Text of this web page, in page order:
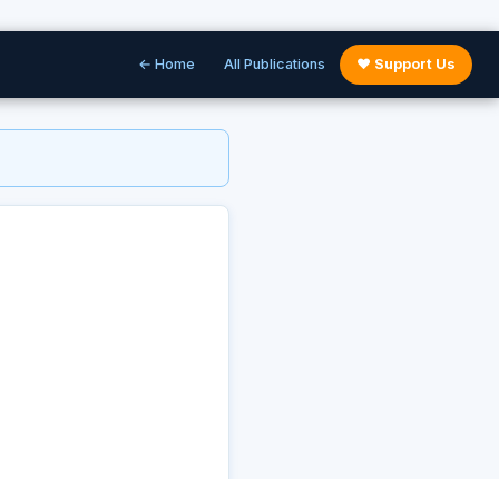
← Home All Publications ♥ Support Us